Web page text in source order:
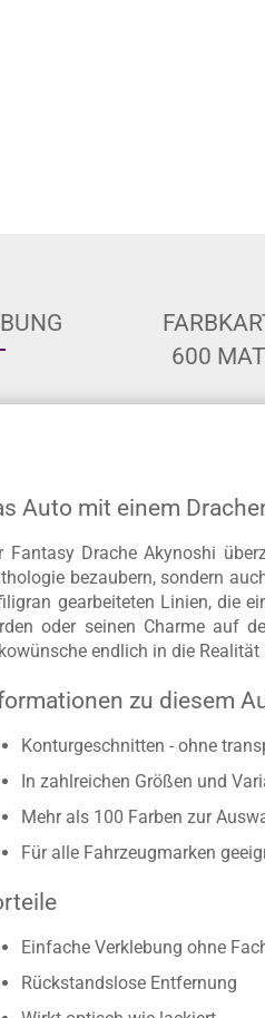
600
Auto mit einem
Fantasy Drache Akynoshi
bezaubern, sondern
gearbeiteten Linien, die
oder seinen Charme auf
endlich in die Realität
zu diesem
Konturgeschnitten - ohne
In zahlreichen Größen und
Mehr als 100 Farben zur
Für alle Fahrzeugmarken
Einfache Verklebung ohne
Rückstandslose Entfernung